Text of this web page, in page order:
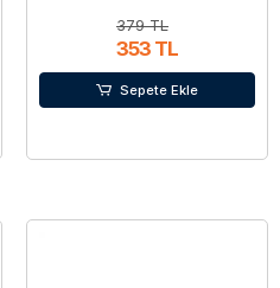
379 TL
353 TL
Sepete Ekle